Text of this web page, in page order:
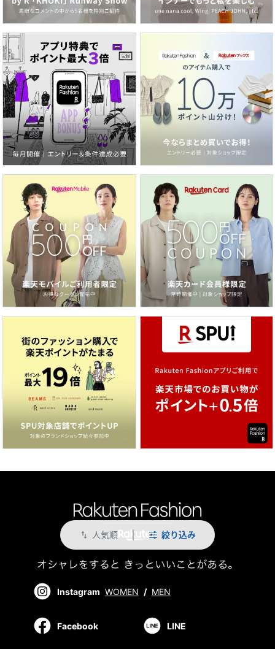
swap_vert 人気順 絞り込み
Instagram WOMEN / MEN
Facebook LINE